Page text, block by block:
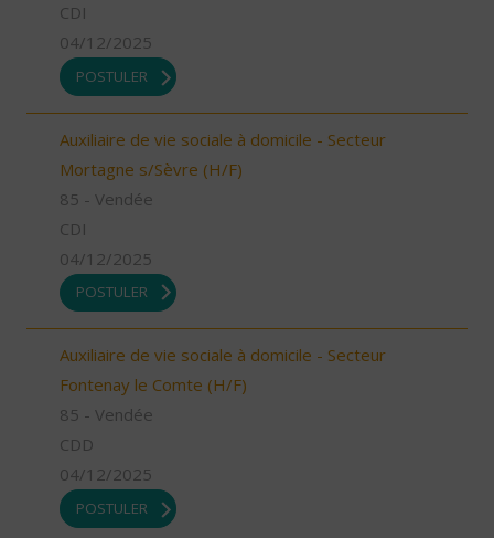
CDI
04/12/2025
POSTULER
Auxiliaire de vie sociale à domicile - Secteur
Mortagne s/Sèvre (H/F)
85 - Vendée
CDI
04/12/2025
POSTULER
Auxiliaire de vie sociale à domicile - Secteur
Fontenay le Comte (H/F)
85 - Vendée
CDD
04/12/2025
POSTULER